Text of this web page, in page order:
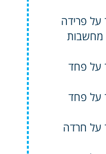
על פרידה
מחשבות
על פחד
על פחד
על חרדה